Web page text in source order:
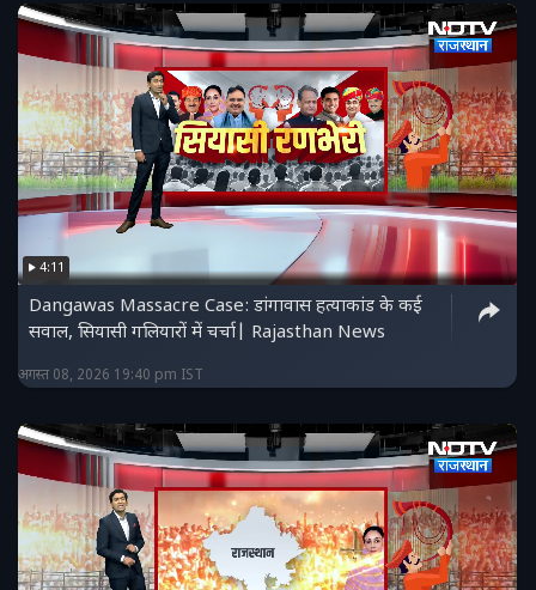
4:11
Dangawas Massacre Case: डांगावास हत्याकांड के कई
सवाल, सियासी गलियारों में चर्चा| Rajasthan News
अगस्त 08, 2026 19:40 pm IST